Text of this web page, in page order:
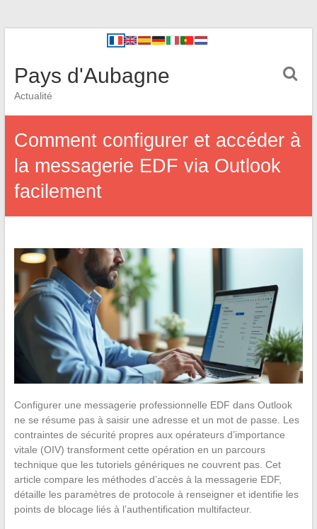
Pays d'Aubagne
Actualité
Comment configurer et accéder à
la messagerie EDF via Outlook
facilement
Configurer une messagerie professionnelle EDF dans Outlook
ne se résume pas à saisir une adresse et un mot de passe. Les
contraintes de sécurité propres aux opérateurs d’importance
vitale (OIV) transforment cette opération en un parcours
technique que les tutoriels génériques ne couvrent pas. Cet
article compare les méthodes d’accès à la messagerie EDF,
détaille les paramètres de protocole à renseigner et identifie les
points de blocage liés à l’authentification multifacteur.